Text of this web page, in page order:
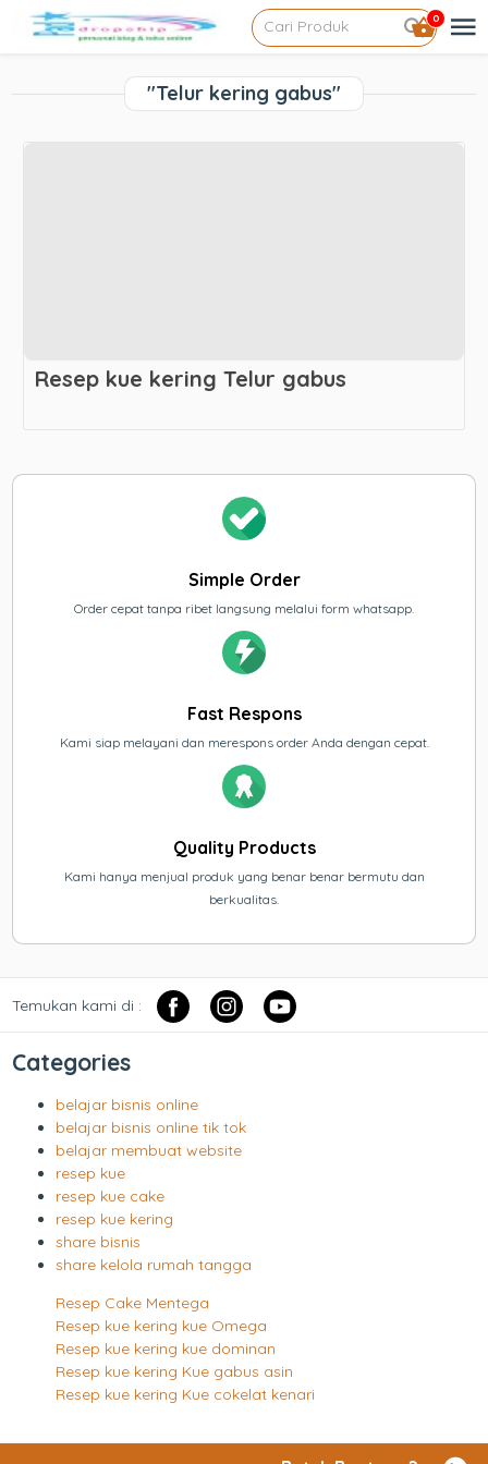
0
"Telur kering gabus"
Resep kue kering Telur gabus
Simple Order
Order cepat tanpa ribet langsung melalui form whatsapp.
Fast Respons
Kami siap melayani dan merespons order Anda dengan cepat.
Quality Products
Kami hanya menjual produk yang benar benar bermutu dan
berkualitas.
Temukan kami di :
Categories
belajar bisnis online
belajar bisnis online tik tok
belajar membuat website
resep kue
resep kue cake
resep kue kering
share bisnis
share kelola rumah tangga
Resep Cake Mentega
Resep kue kering kue Omega
Resep kue kering kue dominan
Resep kue kering Kue gabus asin
Resep kue kering Kue cokelat kenari